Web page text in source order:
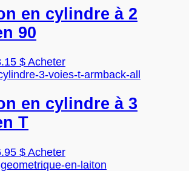
sur
la
4.95 $
à
11.25 $
plusieurs
variations.
être
sur
la
en cylindre à 2
90
$Plage
de
4.95 $
à
AcheterCe
produit
plusieurs
variations.
peuvent
être
en cylindre à 3
T
$Plage
de
AcheterCe
produit